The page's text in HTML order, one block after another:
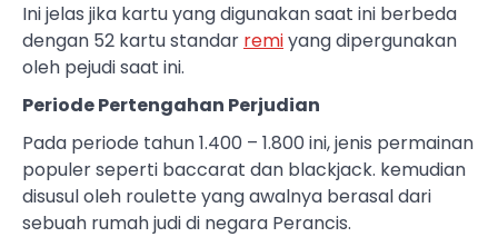
Ini jelas jika kartu yang digunakan saat ini berbeda
dengan 52 kartu standar remiyang dipergunakan
oleh pejudi saat ini.
Periode Pertengahan Perjudian
Pada periode tahun 1.400 – 1.800 ini, jenis permainan
populer seperti baccarat dan blackjack. kemudian
disusul oleh roulette yang awalnya berasal dari
sebuah rumah judi di negara Perancis.